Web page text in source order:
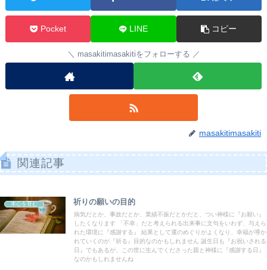
Pocket LINE コピー
masakitimasakitiをフォローする
masakitimasakiti
関連記事
本心を育む 祈りの願いの目的
病気だとか、事故だとか、業績不振だとかだと、つい神様に『お願い』
したくなります 「不幸」だと考えられる出来事に文句をいわず、与えら
れた環境に『感謝する』 結果として運のめぐりがよくなり、幸福が導か
れていくのが『祈る』目的なのかもしれません 誕生日も『お祝いされる
日』でもあるが、この世に生んでくださった親と神様に『感謝する日』
なのかもしれませんね